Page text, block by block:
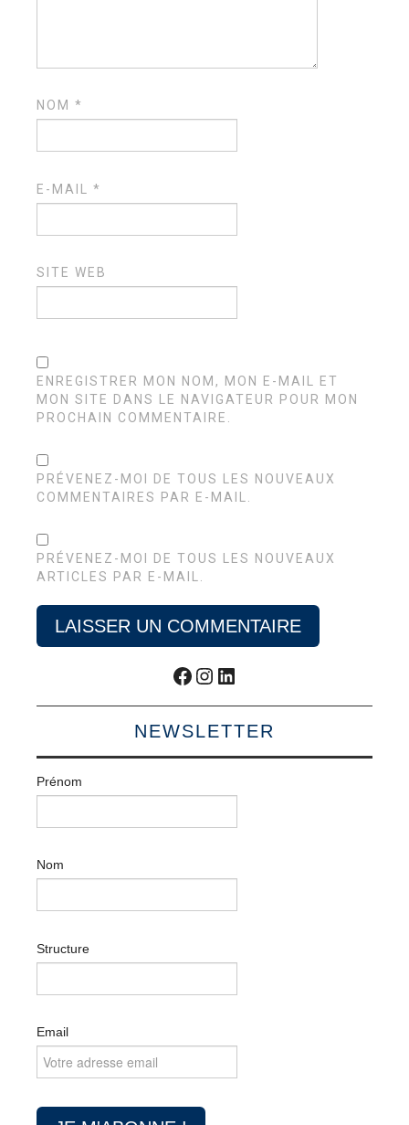
NOM*
E-MAIL*
SITE WEB
ENREGISTRER MON NOM, MON E-MAIL ET
MON SITE DANS LE NAVIGATEUR POUR MON
PROCHAIN COMMENTAIRE.
PRÉVENEZ-MOI DE TOUS LES NOUVEAUX
COMMENTAIRES PAR E-MAIL.
PRÉVENEZ-MOI DE TOUS LES NOUVEAUX
ARTICLES PAR E-MAIL.
Facebook
Instagram
LinkedIn
NEWSLETTER
Prénom
Nom
Structure
Email